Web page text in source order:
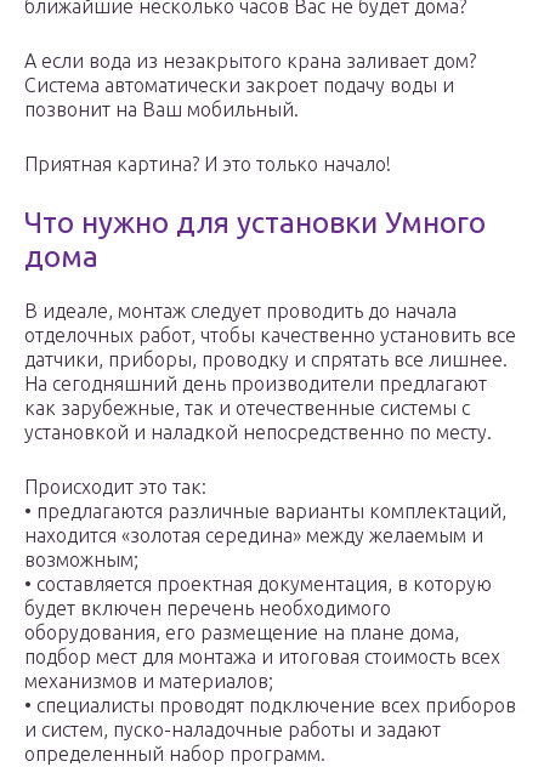
ближайшие несколько часов Вас не будет дома?
А если вода из незакрытого крана заливает дом?
Система автоматически закроет подачу воды и
позвонит на Ваш мобильный.
Приятная картина? И это только начало!
Что нужно для установки Умного
дома
В идеале, монтаж следует проводить до начала
отделочных работ, чтобы качественно установить все
датчики, приборы, проводку и спрятать все лишнее.
На сегодняшний день производители предлагают
как зарубежные, так и отечественные системы с
установкой и наладкой непосредственно по месту.
Происходит это так:
• предлагаются различные варианты комплектаций,
находится «золотая середина» между желаемым и
возможным;
• составляется проектная документация, в которую
будет включен перечень необходимого
оборудования, его размещение на плане дома,
подбор мест для монтажа и итоговая стоимость всех
механизмов и материалов;
• специалисты проводят подключение всех приборов
и систем, пуско-наладочные работы и задают
определенный набор программ.